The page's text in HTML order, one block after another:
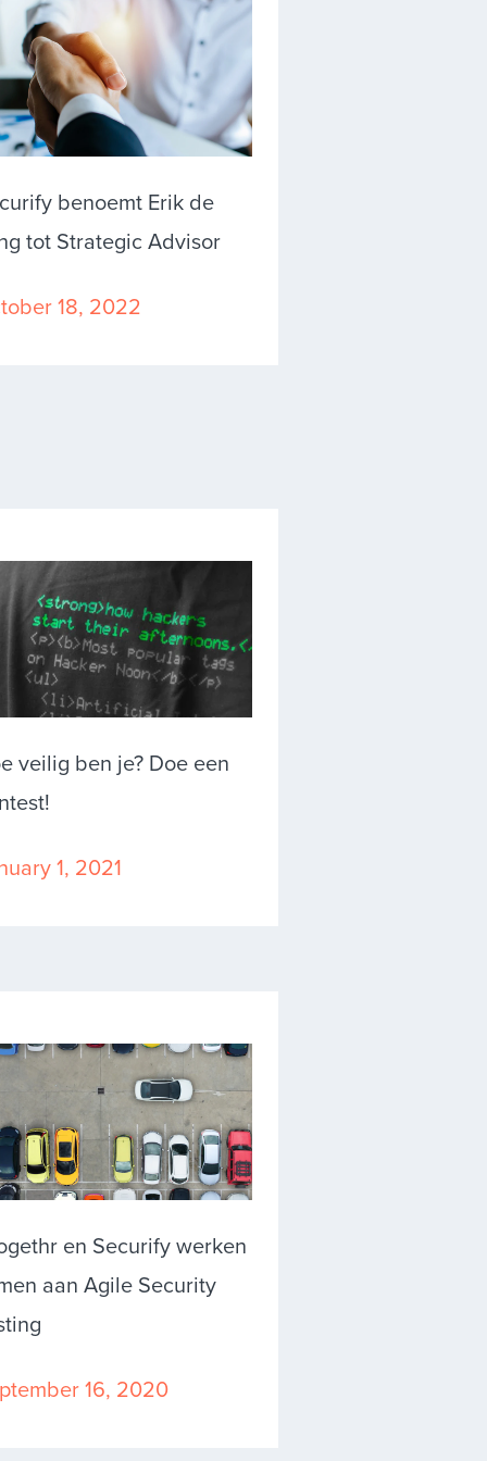
benoemt Erik de
tot Strategic Advisor
18, 2022
veilig ben je? Doe een
1, 2021
en Securify werken
aan Agile Security
16, 2020